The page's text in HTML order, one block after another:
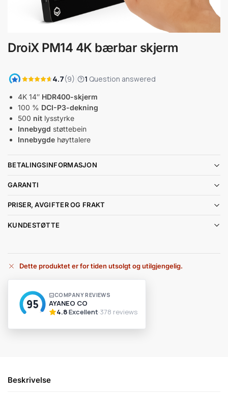
DroiX PM14 4K bærbar skjerm
4K 14″ HDR400-skjerm
100 % DCI-P3-dekning
500 nit lysstyrke
Innebygd støttebein
Innebygde høyttalere
BETALINGSINFORMASJON
GARANTI
PRISER, AVGIFTER OG FRAKT
KUNDESTØTTE
Dette produktet er for tiden utsolgt og utilgjengelig.
v
Beskrivelse